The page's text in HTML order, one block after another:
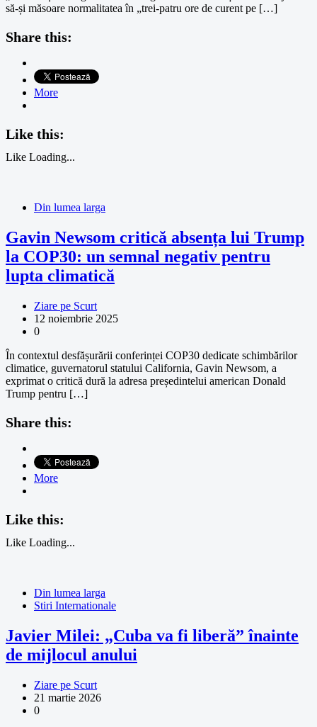
să-și măsoare normalitatea în „trei-patru ore de curent pe […]
Share this:
More
Like this:
Like Loading...
Din lumea larga
Gavin Newsom critică absența lui Trump
la COP30: un semnal negativ pentru
lupta climatică
Ziare pe Scurt
12 noiembrie 2025
0
În contextul desfășurării conferinței COP30 dedicate schimbărilor
climatice, guvernatorul statului California, Gavin Newsom, a
exprimat o critică dură la adresa președintelui american Donald
Trump pentru […]
Share this:
More
Like this:
Like Loading...
Din lumea larga
Stiri Internationale
Javier Milei: „Cuba va fi liberă” înainte
de mijlocul anului
Ziare pe Scurt
21 martie 2026
0